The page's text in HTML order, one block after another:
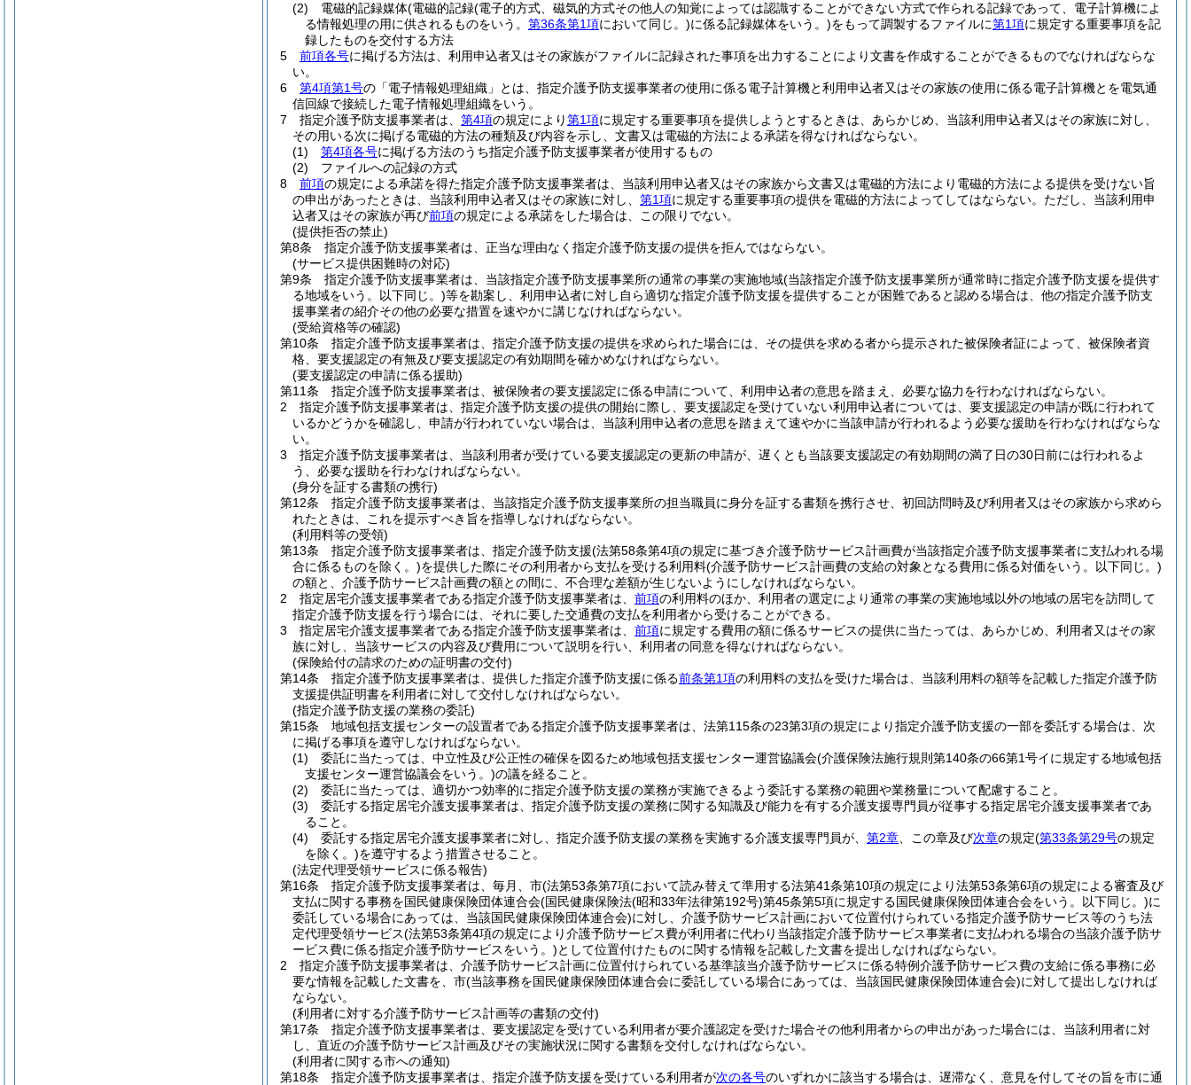
(2)
電磁的記録媒体(電磁的記録(電子的方式、磁気的方式その他人の知覚によっては認識することができない方式で作られる記録であって、電子計算機によ
る情報処理の用に供されるものをいう。 第36条第1項において同じ。)に係る記録媒体をいう。)をもって調製するファイルに第1項に規定する重要事項を記
録したものを交付する方法
5
前項各号に掲げる方法は、利用申込者又はその家族がファイルに記録された事項を出力することにより文書を作成することができるものでなければならな
い。
6
第4項第1号の「電子情報処理組織」とは、指定介護予防支援事業者の使用に係る電子計算機と利用申込者又はその家族の使用に係る電子計算機とを電気通
信回線で接続した電子情報処理組織をいう。
7
指定介護予防支援事業者は、 第4項の規定により第1項に規定する重要事項を提供しようとするときは、あらかじめ、当該利用申込者又はその家族に対し、
その用いる次に掲げる電磁的方法の種類及び内容を示し、文書又は電磁的方法による承諾を得なければならない。
(1)
第4項各号に掲げる方法のうち指定介護予防支援事業者が使用するもの
(2)
ファイルへの記録の方式
8
前項の規定による承諾を得た指定介護予防支援事業者は、当該利用申込者又はその家族から文書又は電磁的方法により電磁的方法による提供を受けない旨
の申出があったときは、当該利用申込者又はその家族に対し、 第1項に規定する重要事項の提供を電磁的方法によってしてはならない。 ただし、当該利用申
込者又はその家族が再び前項の規定による承諾をした場合は、この限りでない。
(提供拒否の禁止)
第8条
指定介護予防支援事業者は、正当な理由なく指定介護予防支援の提供を拒んではならない。
(サービス提供困難時の対応)
第9条
指定介護予防支援事業者は、当該指定介護予防支援事業所の通常の事業の実施地域(当該指定介護予防支援事業所が通常時に指定介護予防支援を提供す
る地域をいう。以下同じ。)等を勘案し、利用申込者に対し自ら適切な指定介護予防支援を提供することが困難であると認める場合は、他の指定介護予防支
援事業者の紹介その他の必要な措置を速やかに講じなければならない。
(受給資格等の確認)
第10条
指定介護予防支援事業者は、指定介護予防支援の提供を求められた場合には、その提供を求める者から提示された被保険者証によって、被保険者資
格、要支援認定の有無及び要支援認定の有効期間を確かめなければならない。
(要支援認定の申請に係る援助)
第11条
指定介護予防支援事業者は、被保険者の要支援認定に係る申請について、利用申込者の意思を踏まえ、必要な協力を行わなければならない。
2
指定介護予防支援事業者は、指定介護予防支援の提供の開始に際し、要支援認定を受けていない利用申込者については、要支援認定の申請が既に行われて
いるかどうかを確認し、申請が行われていない場合は、当該利用申込者の意思を踏まえて速やかに当該申請が行われるよう必要な援助を行わなければならな
い。
3
指定介護予防支援事業者は、当該利用者が受けている要支援認定の更新の申請が、遅くとも当該要支援認定の有効期間の満了日の30日前には行われるよ
う、必要な援助を行わなければならない。
(身分を証する書類の携行)
第12条
指定介護予防支援事業者は、当該指定介護予防支援事業所の担当職員に身分を証する書類を携行させ、初回訪問時及び利用者又はその家族から求めら
れたときは、これを提示すべき旨を指導しなければならない。
(利用料等の受領)
第13条
指定介護予防支援事業者は、指定介護予防支援(法第58条第4項の規定に基づき介護予防サービス計画費が当該指定介護予防支援事業者に支払われる場
合に係るものを除く。)を提供した際にその利用者から支払を受ける利用料(介護予防サービス計画費の支給の対象となる費用に係る対価をいう。以下同じ。)
の額と、介護予防サービス計画費の額との間に、不合理な差額が生じないようにしなければならない。
2
指定居宅介護支援事業者である指定介護予防支援事業者は、 前項の利用料のほか、利用者の選定により通常の事業の実施地域以外の地域の居宅を訪問して
指定介護予防支援を行う場合には、それに要した交通費の支払を利用者から受けることができる。
3
指定居宅介護支援事業者である指定介護予防支援事業者は、 前項に規定する費用の額に係るサービスの提供に当たっては、あらかじめ、利用者又はその家
族に対し、当該サービスの内容及び費用について説明を行い、利用者の同意を得なければならない。
(保険給付の請求のための証明書の交付)
第14条
指定介護予防支援事業者は、提供した指定介護予防支援に係る前条第1項の利用料の支払を受けた場合は、当該利用料の額等を記載した指定介護予防
支援提供証明書を利用者に対して交付しなければならない。
(指定介護予防支援の業務の委託)
第15条
地域包括支援センターの設置者である指定介護予防支援事業者は、法第115条の23第3項の規定により指定介護予防支援の一部を委託する場合は、次
に掲げる事項を遵守しなければならない。
(1)
委託に当たっては、中立性及び公正性の確保を図るため地域包括支援センター運営協議会(介護保険法施行規則第140条の66第1号イに規定する地域包括
支援センター運営協議会をいう。)の議を経ること。
(2)
委託に当たっては、適切かつ効率的に指定介護予防支援の業務が実施できるよう委託する業務の範囲や業務量について配慮すること。
(3)
委託する指定居宅介護支援事業者は、指定介護予防支援の業務に関する知識及び能力を有する介護支援専門員が従事する指定居宅介護支援事業者であ
ること。
(4)
委託する指定居宅介護支援事業者に対し、指定介護予防支援の業務を実施する介護支援専門員が、 第2章 、この章及び次章の規定(第33条第29号の規定
を除く。)を遵守するよう措置させること。
(法定代理受領サービスに係る報告)
第16条
指定介護予防支援事業者は、毎月、市(法第53条第7項において読み替えて準用する法第41条第10項の規定により法第53条第6項の規定による審査及び
支払に関する事務を国民健康保険団体連合会(国民健康保険法(昭和33年法律第192号)第45条第5項に規定する国民健康保険団体連合会をいう。以下同じ。)に
委託している場合にあっては、当該国民健康保険団体連合会)に対し、介護予防サービス計画において位置付けられている指定介護予防サービス等のうち法
定代理受領サービス(法第53条第4項の規定により介護予防サービス費が利用者に代わり当該指定介護予防サービス事業者に支払われる場合の当該介護予防サ
ービス費に係る指定介護予防サービスをいう。)として位置付けたものに関する情報を記載した文書を提出しなければならない。
2
指定介護予防支援事業者は、介護予防サービス計画に位置付けられている基準該当介護予防サービスに係る特例介護予防サービス費の支給に係る事務に必
要な情報を記載した文書を、市(当該事務を国民健康保険団体連合会に委託している場合にあっては、当該国民健康保険団体連合会)に対して提出しなければ
ならない。
(利用者に対する介護予防サービス計画等の書類の交付)
第17条
指定介護予防支援事業者は、要支援認定を受けている利用者が要介護認定を受けた場合その他利用者からの申出があった場合には、当該利用者に対
し、直近の介護予防サービス計画及びその実施状況に関する書類を交付しなければならない。
(利用者に関する市への通知)
第18条
指定介護予防支援事業者は、指定介護予防支援を受けている利用者が次の各号のいずれかに該当する場合は、遅滞なく、意見を付してその旨を市に通